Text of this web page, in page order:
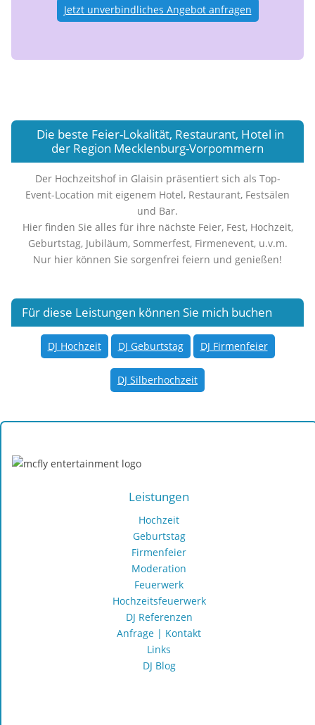
Jetzt unverbindliches Angebot anfragen
Die beste Feier-Lokalität, Restaurant, Hotel in
der Region Mecklenburg-Vorpommern
Der Hochzeitshof in Glaisin präsentiert sich als Top-
Event-Location mit eigenem Hotel, Restaurant, Festsälen
und Bar.
Hier finden Sie alles für ihre nächste Feier, Fest, Hochzeit,
Geburtstag, Jubiläum, Sommerfest, Firmenevent, u.v.m.
Nur hier können Sie sorgenfrei feiern und genießen!
Für diese Leistungen können Sie mich buchen
DJ Hochzeit DJ Geburtstag DJ Firmenfeier
DJ Silberhochzeit
Leistungen
Hochzeit
Geburtstag
Firmenfeier
Moderation
Feuerwerk
Hochzeitsfeuerwerk
DJ Referenzen
Anfrage | Kontakt
Links
DJ Blog